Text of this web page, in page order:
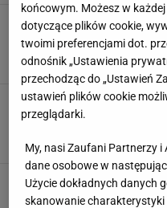
Chalidow
wiary, z kim
Hubert
Marcin Jaz,
To było tuż
do kibiców.
końcowym. Możesz w
dotyczące plików cookie,
twoimi preferencjami dot.
odnośnik „Ustawienia
przechodząc do „Ustawień
ustawień plików cookie
przeglądarki.
My, nasi Zaufani Partnerzy
dane osobowe w
Użycie dokładnych danych
skanowanie charakterystyki